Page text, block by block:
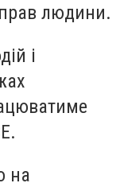
людини.
і
на